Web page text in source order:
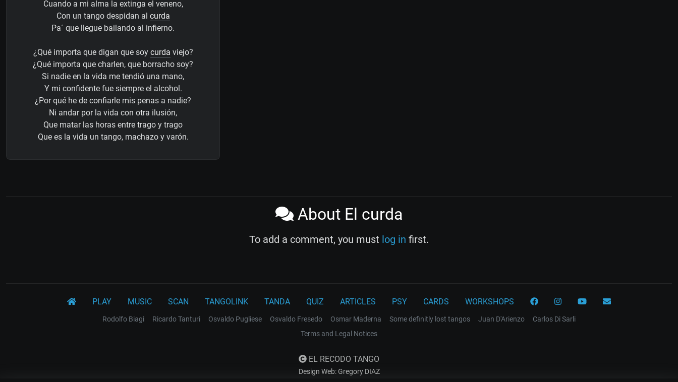
Cuando a mi alma la extinga el veneno,
Con un tango despidan al curda
Pa´ que llegue bailando al infierno.
¿Qué importa que digan que soy curda viejo?
¿Qué importa que charlen, que borracho soy?
Si nadie en la vida me tendió una mano,
Y mi confidente fue siempre el alcohol.
¿Por qué he de confiarle mis penas a nadie?
Ni andar por la vida con otra ilusión,
Que matar las horas entre trago y trago
Que es la vida un tango, machazo y varón.
About El curda
To add a comment, you must log in first.
PLAY MUSIC SCAN TANGOLINK TANDA QUIZ ARTICLES PSY CARDS WORKSHOPS
Rodolfo Biagi Ricardo Tanturi Osvaldo Pugliese Osvaldo Fresedo Osmar Maderna Some definitly lost tangos Juan D'Arienzo
Carlos Di Sarli
Terms and Legal Notices
EL RECODO TANGO
Design Web: Gregory DIAZ